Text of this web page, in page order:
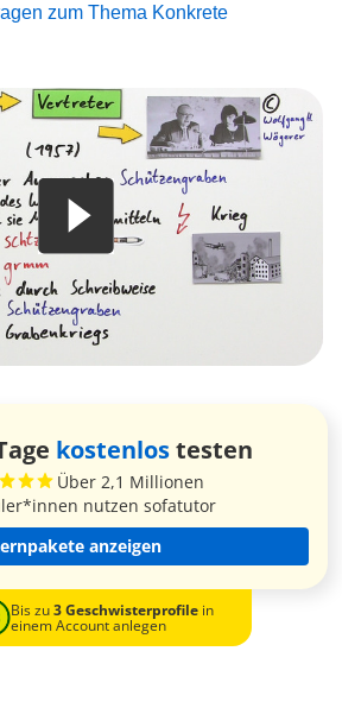
zum Thema Konkrete
kostenlostesten
Über 2,1 Millionen
nutzen sofatutor
anzeigen
Bis zu3 Geschwisterprofilein
einem Account anlegen